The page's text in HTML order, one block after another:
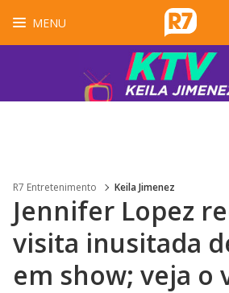
MENU
R7 Entretenimento Keila Jimenez
Jennifer Lopez
visita inusitada
em show; veja o